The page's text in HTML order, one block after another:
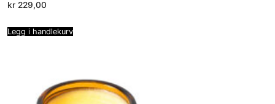
kr 229,00
Legg i handlekurv